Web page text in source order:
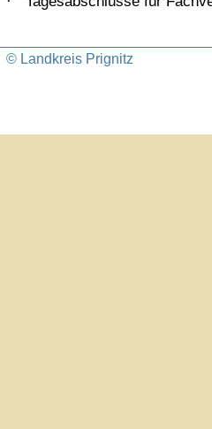
© Landkreis Prignitz